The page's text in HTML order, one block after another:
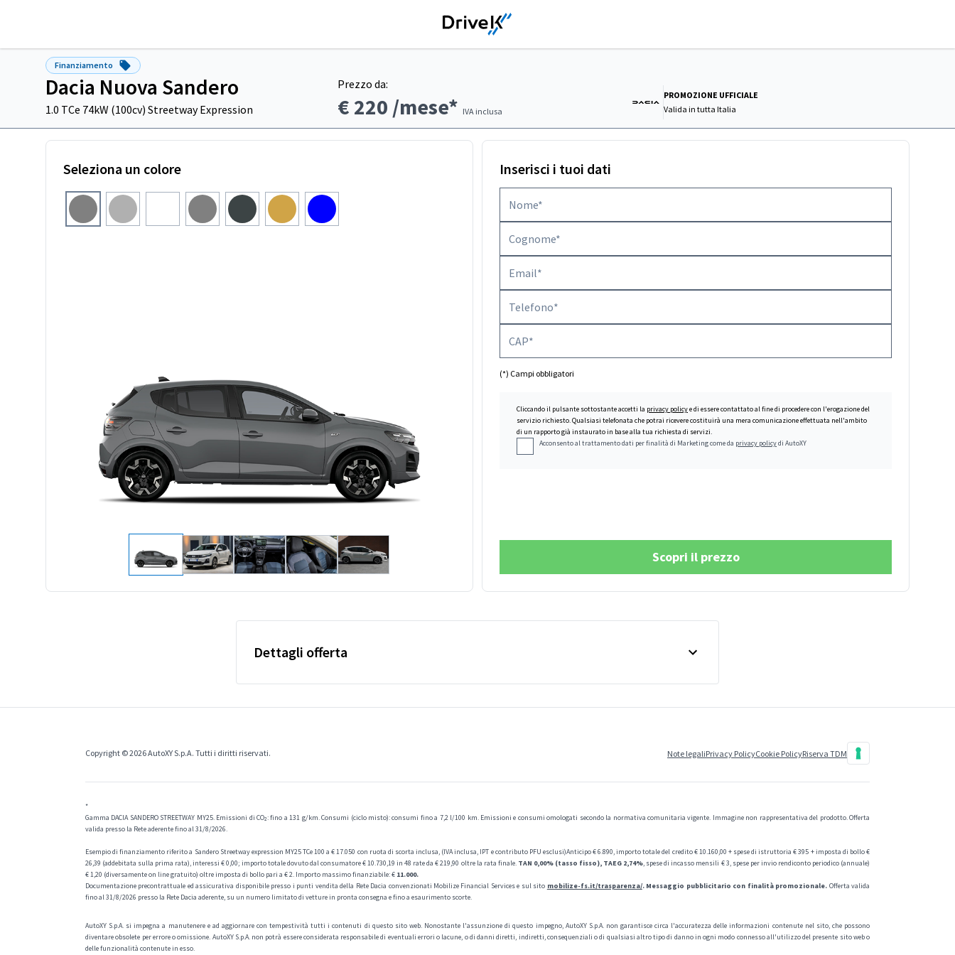
Finanziamento
Dacia Nuova Sandero
1.0 TCe 74kW (100cv) Streetway Expression
Prezzo da:
€ 220 /mese* IVA inclusa
PROMOZIONE UFFICIALE
Valida intutta Italia
Seleziona un colore Inserisci i tuoi dati
(*) Campi obbligatori
Cliccando il pulsante sottostante accetti la privacy policye di essere contattato al fine di procedere con l'erogazione del
servizio richiesto. Qualsiasi telefonata che potrai ricevere costituirà una mera comunicazione effettuata nell'ambito
di un rapporto già instaurato in base alla tua richiesta di servizi.
Acconsento al trattamento dati per finalità di Marketing come da privacy policydi AutoXY
Scopri il prezzo
Dettagli offerta
Copyright © 2026 AutoXY S.p.A. Tutti i diritti riservati. Note legaliPrivacy PolicyCookie PolicyRiserva TDM
*
Gamma DACIA SANDERO STREETWAY MY25. Emissioni di CO₂: fino a 131 g/km. Consumi (ciclo misto): consumi fino a 7,2 l/100 km. Emissioni e consumi omologati secondo la normativa comunitaria vigente. Immagine non rappresentativa del prodotto. Offerta
valida presso la Rete aderente fino al 31/8/2026.
Esempio di finanziamento riferito a Sandero Streetway expression MY25 TCe 100 a € 17.050 con ruota di scorta inclusa, (IVA inclusa, IPT e contributo PFU esclusi)Anticipo € 6.890, importo totale del credito € 10.160,00 + spese di istruttoria € 395 + imposta di bollo €
26,39 (addebitata sulla prima rata), interessi € 0,00; importo totale dovuto dal consumatore € 10.730,19 in 48 rate da € 219,90 oltre la rata finale. TAN 0,00% (tasso fisso), TAEG 2,74%, spese di incasso mensili € 3, spese per invio rendiconto periodico (annuale)
€ 1,20 (diversamente on line gratuito) oltre imposta di bollo pari a € 2. Importo massimo finanziabile: € 11.000.
Documentazione precontrattuale ed assicurativa disponibile presso i punti vendita della Rete Dacia convenzionati Mobilize Financial Services e sul sito mobilize-fs.it/trasparenza/. Messaggio pubblicitario con finalità promozionale. Offerta valida
fino al 31/8/2026 presso la Rete Dacia aderente, su un numero limitato di vetture in pronta consegna e fino a esaurimento scorte.
AutoXY S.p.A. si impegna a manutenere e ad aggiornare con tempestività tutti i contenuti di questo sito web. Nonostante l'assunzione di questo impegno, AutoXY S.p.A. non garantisce circa l'accuratezza delle informazioni contenute nel sito, che possono
diventare obsolete per errore o omissione. AutoXY S.p.A. non potrà essere considerata responsabile di eventuali errori o lacune, o di danni diretti, indiretti, consequenziali o di qualsiasi altro tipo di danno in ogni modo connesso all'utilizzo del presente sito web o
delle funzionalità contenute in esso.